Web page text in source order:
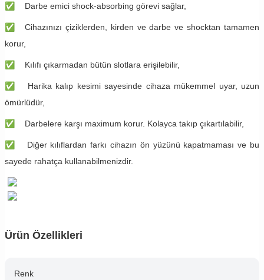
✅ Darbe emici shock-absorbing görevi sağlar,
✅ Cihazınızı çiziklerden, kirden ve darbe ve shocktan tamamen
korur,
✅ Kılıfı çıkarmadan bütün slotlara erişilebilir,
✅ Harika kalıp kesimi sayesinde cihaza mükemmel uyar, uzun
ömürlüdür,
✅ Darbelere karşı maximum korur. Kolayca takıp çıkartılabilir,
✅ Diğer kılıflardan farkı cihazın ön yüzünü kapatmaması ve bu
sayede rahatça kullanabilmenizdir.
Ürün Özellikleri
Renk